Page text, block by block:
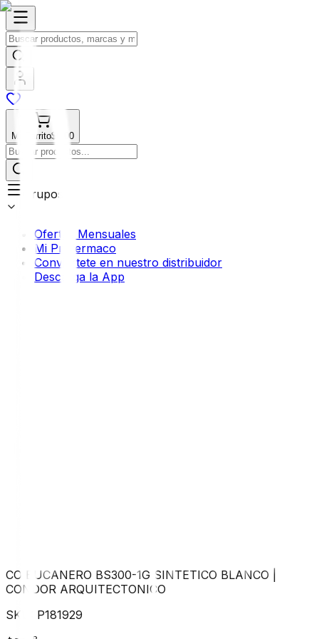
Mi Carrito$0.00
Grupos
Ofertas Mensuales
Mi Profermaco
Conviértete en nuestro distribuidor
Descarga la App
CO BUCANERO BS300-1G SINTETICO BLANCO |
CONDOR ARQUITECTONICO
SKU: P181929